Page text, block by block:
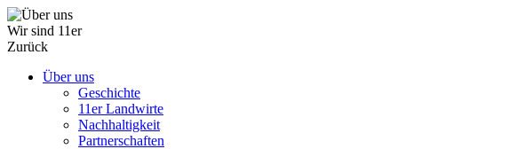
Wir sind 11er
Zurück
Über uns
Geschichte
11er Landwirte
Nachhaltigkeit
Partnerschaften